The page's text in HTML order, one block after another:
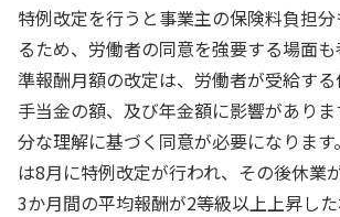
特例改定を行うと事業主の保険料負担
るため、労働者の同意を強要する場面
準報酬月額の改定は、労働者が受給す
手当金の額、及び年金額に影響があり
分な理解に基づく同意が必要になりま
は8月に特例改定が行われ、その後休業
3か月間の平均報酬が2等級以上上昇し